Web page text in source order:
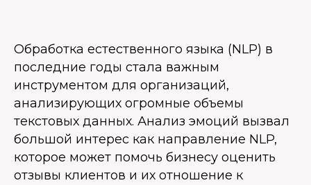
Обработка естественного языка (NLP) в
последние годы стала важным
инструментом для организаций,
анализирующих огромные объемы
текстовых данных. Анализ эмоций вызвал
большой интерес как направление NLP,
которое может помочь бизнесу оценить
отзывы клиентов и их отношение к